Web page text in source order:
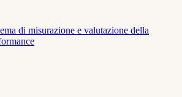
di misurazione e valutazione della